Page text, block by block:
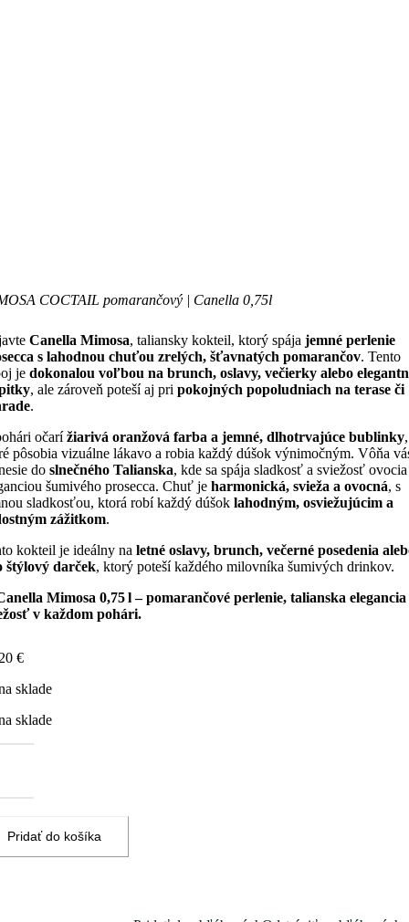
COCTAIL pomarančový | Canella 0,75l
Canella Mimosa, taliansky kokteil, ktorý spája jemné perlenie
s lahodnou chuťou zrelých, šťavnatých pomarančov. Tento
je dokonalou voľbou na brunch, oslavy, večierky alebo
, ale zároveň poteší aj pri pokojných popoludniach na terase či
.
očarížiarivá oranžová farba a jemné, dlhotrvajúce bublinky,
pôsobia vizuálne lákavo a robia každý dúšok výnimočným. Vôňa
do slnečného Talianska, kde sa spája sladkosť a sviežosť ovocia
šumivého prosecca. Chuť je harmonická, svieža a ovocná, s
sladkosťou, ktorá robí každý dúšok lahodným, osviežujúcim a
zážitkom.
kokteil je ideálny na letné oslavy, brunch, večerné posedenia
štýlový darček, ktorý poteší každého milovníka šumivých drinkov.
Mimosa 0,75 l – pomarančové perlenie, talianska elegancia
v každom pohári.
€
sklade
sklade
Pridať do košíka